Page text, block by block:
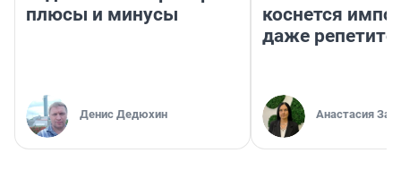
плюсы и минусы
Денис Дедюхин
коснется
даже
Анастасия